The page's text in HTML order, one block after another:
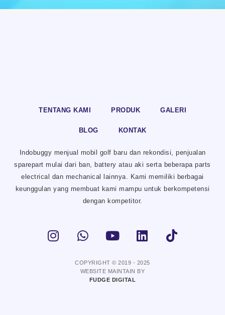
TENTANG KAMI PRODUK GALERI
BLOG KONTAK
Indobuggy menjual mobil golf baru dan rekondisi, penjualan
sparepart mulai dari ban, battery atau aki serta beberapa parts
electrical dan mechanical lainnya. Kami memiliki berbagai
keunggulan yang membuat kami mampu untuk berkompetensi
dengan kompetitor.
COPYRIGHT © 2019 - 2025
WEBSITE MAINTAIN BY
FUDGE DIGITAL